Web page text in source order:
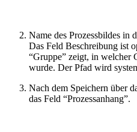
Name des Prozessbildes in
Das Feld Beschreibung ist
“Gruppe” zeigt, in welcher
wurde. Der Pfad wird
Nach dem Speichern über
das Feld “Prozessanhang”.